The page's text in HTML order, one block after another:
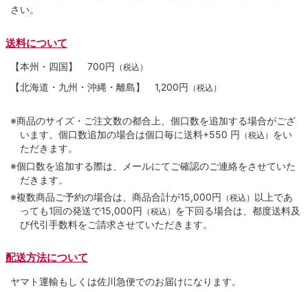
さい。
送料について
【本州・四国】 700円 （税込）
【北海道・九州・沖縄・離島】 1,200円 （税込）
※商品のサイズ・ご注文数の都合上、個口数を追加する場合がござ
います。個口数追加の場合は個口毎に送料+550 円 （税込） をい
ただきます。
※個口数を追加する際は、メールにてご確認のご連絡をさせていた
だきます。
※複数商品ご予約の場合は、商品合計が15,000円 （税込） 以上であ
っても1回の発送で15,000円 （税込） を下回る場合は、都度送料及
び代引手数料をご請求させていただきます。
配送方法について
ヤマト運輸もしくは佐川急便でのお届けになります。